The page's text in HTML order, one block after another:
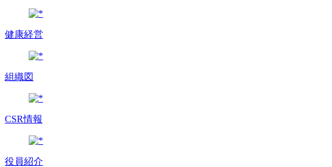
健康経営
組織図
CSR情報
役員紹介